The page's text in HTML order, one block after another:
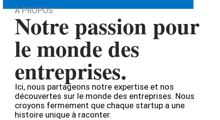
À PROPOS
Notre passion pour
le monde des
entreprises.
Ici, nous partageons notre expertise et nos
découvertes sur le monde des entreprises. Nous
croyons fermement que chaque startup a une
histoire unique à raconter.